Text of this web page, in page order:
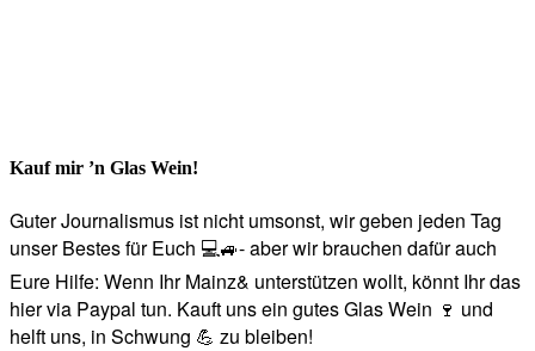
Kauf mir ’n Glas Wein!
Guter Journalismus ist nicht umsonst, wir geben jeden Tag
unser Bestes für Euch 💻🚙- aber wir brauchen dafür auch
Eure Hilfe: Wenn Ihr Mainz& unterstützen wollt, könnt Ihr das
hier via Paypal tun. Kauft uns ein gutes Glas Wein 🍷 und
helft uns, in Schwung 💪 zu bleiben!